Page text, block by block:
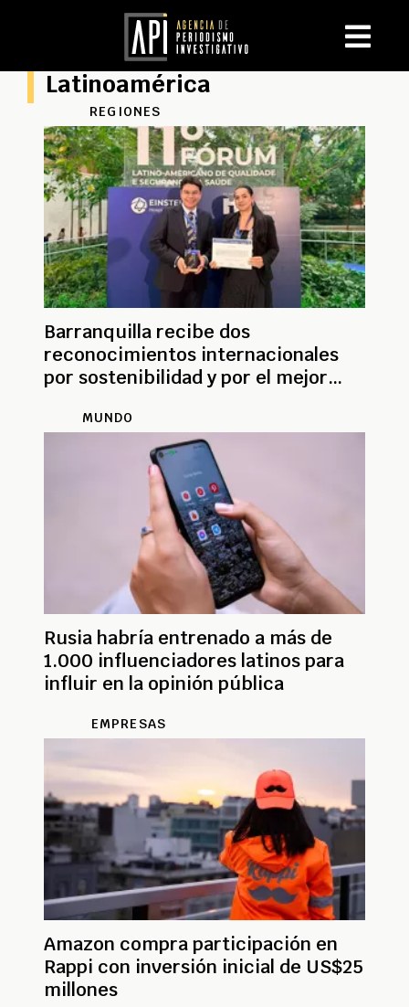
Latinoamérica
REGIONES
Barranquilla recibe dos
reconocimientos internacionales
por sostenibilidad y por el mejor
MUNDO
Rusia habría entrenado a más de
1.000 influenciadores latinos para
influir en la opinión pública
EMPRESAS
Amazon compra participación en
Rappi con inversión inicial de US$25
millones